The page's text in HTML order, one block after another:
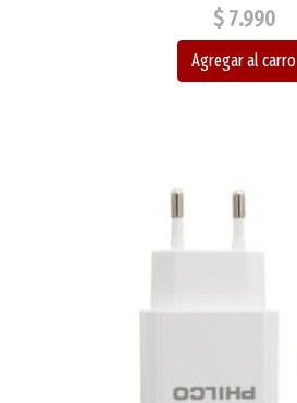
$ 7.990
Agregar al carro